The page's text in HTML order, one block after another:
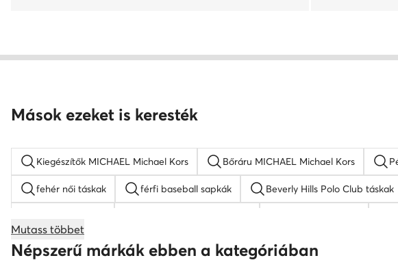
Mások ezeket is keresték
Kiegészítők MICHAEL Michael Kors Bőráru MICHAEL Michael Kors
fehér női táskak férfi baseball sapkák Beverly Hills Polo Club táskak
napszemüveg férfi KARL LAGERFELD táskak
Mutass többet
Népszerű márkák ebben a kategóriában